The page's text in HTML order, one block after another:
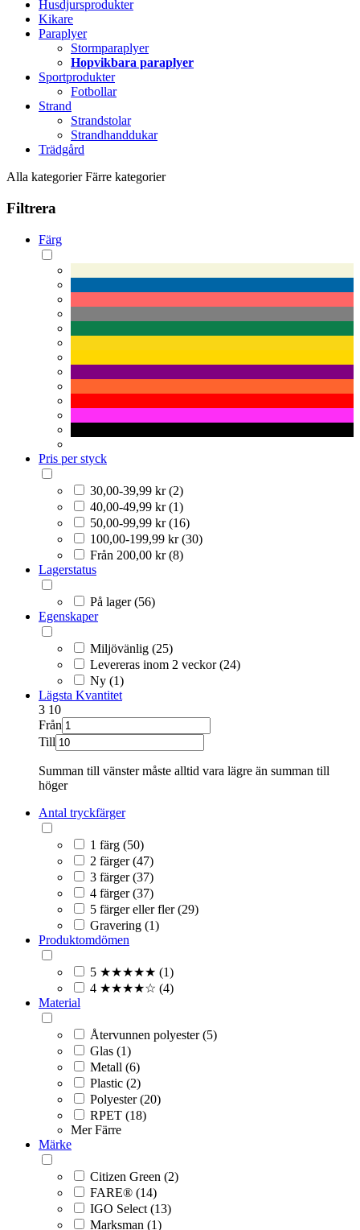
Husdjursprodukter
Kikare
Paraplyer
Stormparaplyer
Hopvikbara paraplyer
Sportprodukter
Fotbollar
Strand
Strandstolar
Strandhanddukar
Trädgård
Alla kategorier Färre kategorier
Filtrera
Färg
Pris per styck
30,00-39,99 kr (2)
40,00-49,99 kr (1)
50,00-99,99 kr (16)
100,00-199,99 kr (30)
Från 200,00 kr (8)
Lagerstatus
På lager (56)
Egenskaper
Miljövänlig (25)
Levereras inom 2 veckor (24)
Ny (1)
Lägsta Kvantitet
3 10
Från
Till
Summan till vänster måste alltid vara lägre än summan till
höger
Antal tryckfärger
1 färg (50)
2 färger (47)
3 färger (37)
4 färger (37)
5 färger eller fler (29)
Gravering (1)
Produktomdömen
5 ★★★★★ (1)
4 ★★★★☆ (4)
Material
Återvunnen polyester (5)
Glas (1)
Metall (6)
Plastic (2)
Polyester (20)
RPET (18)
Mer Färre
Märke
Citizen Green (2)
FARE® (14)
IGO Select (13)
Marksman (1)